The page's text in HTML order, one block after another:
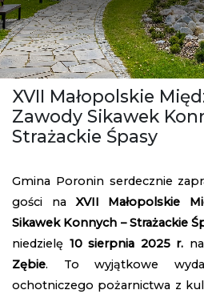
XVII Małopolskie
Zawody Sikawek
Strażackie Śpasy
Gmina Poronin serdecznie
gości naXVII Małopolskie
Sikawek Konnych – Strażackie
niedzielę 10 sierpnia 2025 r. na
Zębie. To wyjątkowe
ochotniczego pożarnictwa z